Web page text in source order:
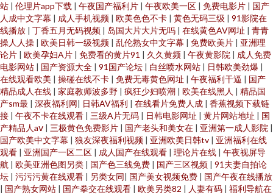
站
伦理片app下载 午夜国产福利片 午夜欧美一区 免费电影片
国产
人成中文字幕
成人手机视频 欧美色色不卡 黄色无码三级
91影院在
线播放
丁香五月无码视频 岛国大片大片无吗 在线黄色AV网址
青青
操人人操
欧美日韩一级视频 乱伦熟女中文字幕 免费欧美片
亚洲理
论片
欧美孕妇A片 免费看的黄片91 久久黄频 午夜黄影院
成人免费
电影网站
国产资源大全 91国产论坛 白丝喷水网站 日韩欧美劲爆
在线观看欧美
操碰在线不卡 免费无毒黄色网址 午夜福利干逼
国产
精品成人在线
家庭教师波多野 疯狂少妇喷潮 欧美在线黑人
精品国
产sm最
深夜福利网 日韩AV福利 在线看片免费人成
香蕉视频下载链
接
午夜不卡在线观看 三级A片无码 日韩电影网址 黄片网站地址
国
产精品人aⅴ
三极黄色免费影片 国产老头和美女在 亚洲第一成人影院
国产欧美中文字幕
狼友深夜福利视频 亚洲欧美日韩tv
亚洲福利在线
观看
亚洲国产一区二区 成人国产在线观看 理论片在线
午夜视屏导
航
欧美亚洲色图另类 国产色三线免费 国产三区视频
91夫妻自拍论
坛
污污污黄在线观看 另类女同 国产美女视频免费
国产午夜在线播放
国产熟女网站 国产拳交在线观看 欧美另类82 人妻有码
福利导航在